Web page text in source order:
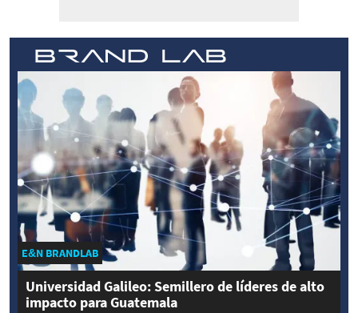
E&N BRANDLAB
Universidad Galileo: Semillero de líderes de alto
impacto para Guatemala